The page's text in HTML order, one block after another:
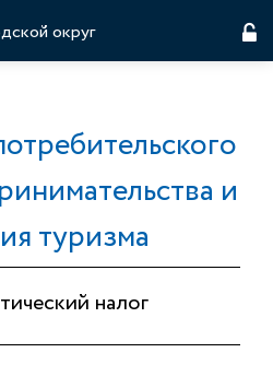
округ
и
туризма
налог